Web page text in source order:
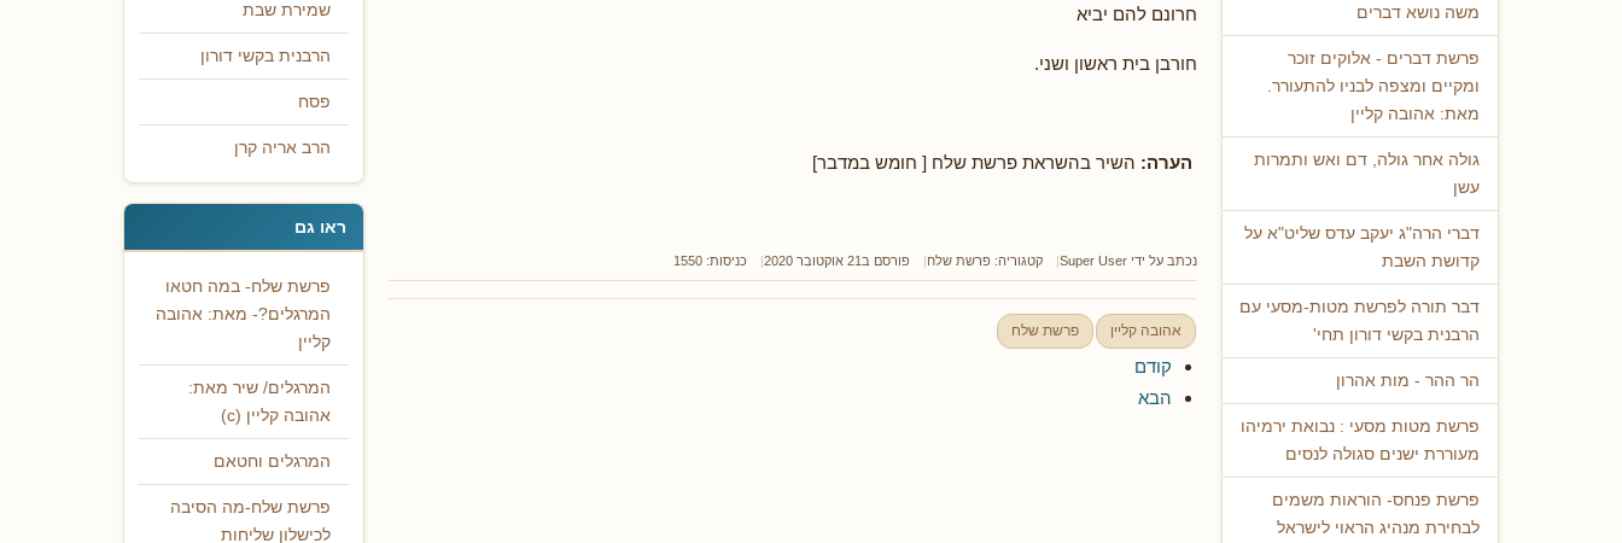
משה נושא דברים
פרשת דברים - אלוקים זוכר
ומקיים ומצפה לבניו להתעורר.
מאת: אהובה קליין
גולה אחר גולה, דם ואש ותמרות
עשן
דברי הרה"ג יעקב עדס שליט"א על
קדושת השבת
דבר תורה לפרשת מטות-מסעי עם
הרבנית בקשי דורון תחי'
הר ההר - מות אהרון
פרשת מטות מסעי : נבואת ירמיהו
מעוררת ישנים סגולה לנסים
פרשת פנחס- הוראות משמים
לבחירת מנהיג הראוי לישראל
חרונם להם יביא
חורבן בית ראשון ושני.
הערה: השיר בהשראת פרשת שלח [ חומש במדבר]
נכתב על ידי Super User קטגוריה: פרשת שלח פורסם ב21 אוקטובר 2020 כניסות: 1550
אהובה קליין פרשת שלח
קודם
הבא
שמירת שבת
הרבנית בקשי דורון
פסח
הרב אריה קרן
ראו גם
פרשת שלח- במה חטאו
המרגלים?- מאת: אהובה
קליין
המרגלים/ שיר מאת:
אהובה קליין (c)
המרגלים וחטאם
פרשת שלח-מה הסיבה
לכישלון שליחות